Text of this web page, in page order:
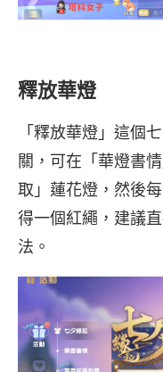
釋放華燈
「釋放華燈」這個
關，可在「華燈書
取」蓮花燈，然後
得一個紅繩，建議
法。